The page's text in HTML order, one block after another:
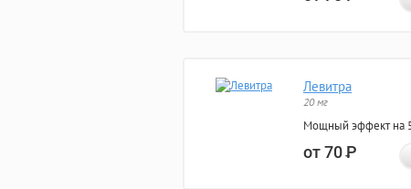
Левитра
20 мг
Мощный эффект на
от 70Р